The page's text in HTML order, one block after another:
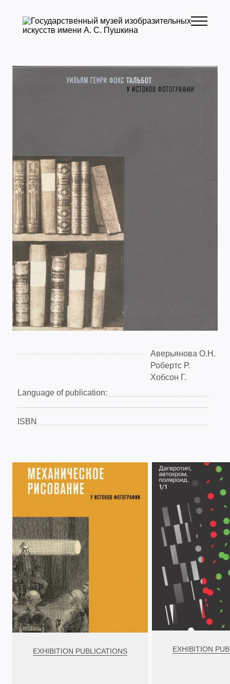
Аверьянова О.Н.
Робертс Р.
Хобсон Г.
Language of publication:
ISBN
EXHIBITION PUBLICATIONS EXHIBITION